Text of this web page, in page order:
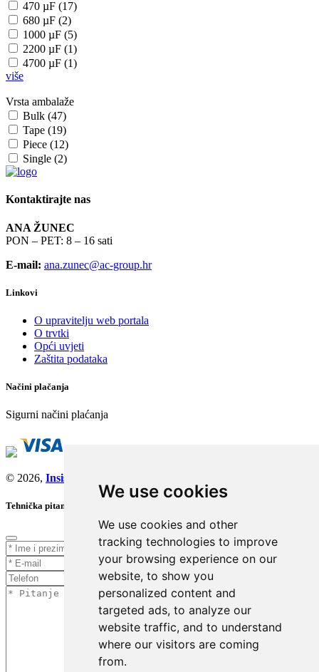
We use cookies
We use cookies and other
tracking technologies to improve
your browsing experience on our
website, to show you
personalized content and
targeted ads, to analyze our
website traffic, and to understand
where our visitors are coming
from.
470 µF (17)
680 µF (2)
1000 µF (5)
2200 µF (1)
4700 µF (1)
više
Vrsta ambalaže
Bulk (47)
Tape (19)
Piece (12)
Single (2)
Kontaktirajte nas
ANA ŽUNEC
PON – PET: 8 – 16 sati
E-mail: ana.zunec@ac-group.hr
Linkovi
O upravitelju web portala
O trvtki
Opći uvjeti
Zaštita podataka
Načini plačanja
Sigurni načini plaćanja
© 2026, Insist d.o.o.
Tehnička pitanja